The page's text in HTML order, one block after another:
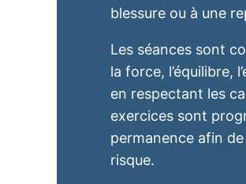
blessure ou à une
Les séances sont
la force, l’équilibre,
en respectant les
exercices sont
permanence afin
risque.